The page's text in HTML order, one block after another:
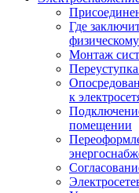
Где
Монтаж
к
помещении